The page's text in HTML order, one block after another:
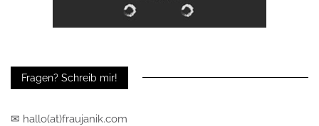
Fragen? Schreib mir!
✉ hallo(at)fraujanik.com